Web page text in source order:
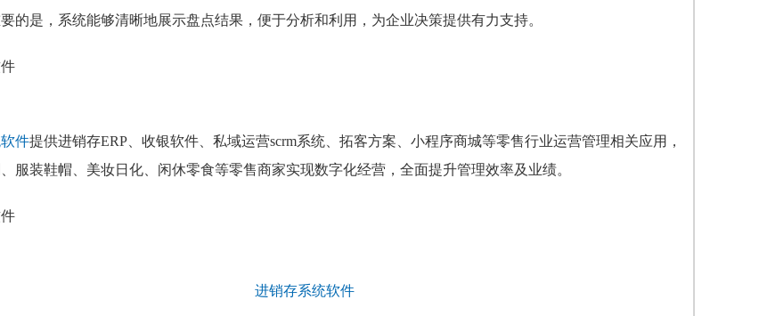
的是，系统能够清晰地展示盘点结果，便于分析和利用，为企业决策提供有力支持。
件提供进销存ERP、收银软件、私域运营scrm系统、拓客方案、小程序商城等零售行业运营管理相关应用，
服装鞋帽、美妆日化、闲休零食等零售商家实现数字化经营，全面提升管理效率及业绩。